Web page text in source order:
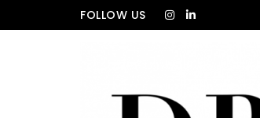
Skip to contentFOLLOW US